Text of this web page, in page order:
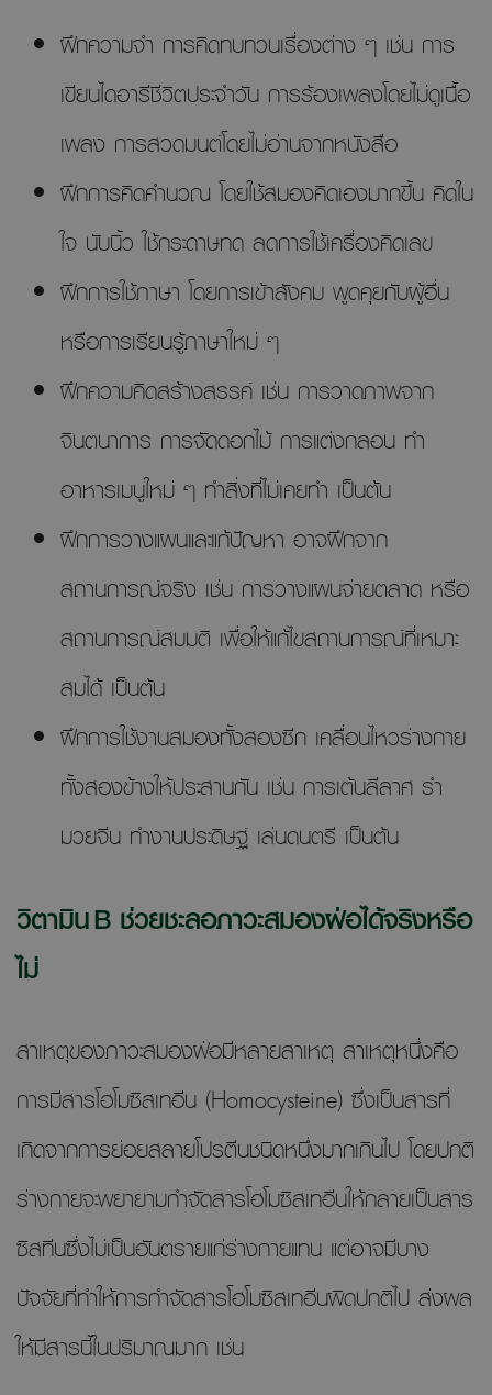
ฝึกความจำ การคิดทบทวนเรื่องต่าง ๆ เช่น การ
เขียนไดอารีชีวิตประจำวัน การร้องเพลงโดยไม่ดูเนื้อ
เพลง การสวดมนต์โดยไม่อ่านจากหนังสือ
ฝึกการคิดคำนวณ โดยใช้สมองคิดเองมากขึ้น คิดใน
ใจ นับนิ้ว ใช้กระดาษทด ลดการใช้เครื่องคิดเลข
ฝึกการใช้ภาษา โดยการเข้าสังคม พูดคุยกับผู้อื่น
หรือการเรียนรู้ภาษาใหม่ ๆ
ฝึกความคิดสร้างสรรค์ เช่น การวาดภาพจาก
จินตนาการ การจัดดอกไม้ การแต่งกลอน ทำ
อาหารเมนูใหม่ ๆ ทำสิ่งที่ไม่เคยทำ เป็นต้น
ฝึกการวางแผนและแก้ปัญหา อาจฝึกจาก
สถานการณ์จริง เช่น การวางแผนจ่ายตลาด หรือ
สถานการณ์สมมติ เพื่อให้แก้ไขสถานการณ์ที่เหมาะ
สมได้ เป็นต้น
ฝึกการใช้งานสมองทั้งสองซีก เคลื่อนไหวร่างกาย
ทั้งสองข้างให้ประสานกัน เช่น การเต้นลีลาศ รำ
มวยจีน ทำงานประดิษฐ์ เล่นดนตรี เป็นต้น
วิตามิน B ช่วยชะลอภาวะสมองฝ่อได้จริงหรือ
ไม่
สาเหตุของภาวะสมองฝ่อมีหลายสาเหตุ สาเหตุหนึ่งคือ
การมีสารโฮโมซิสเทอีน (Homocysteine) ซึ่งเป็นสารที่
เกิดจากการย่อยสลายโปรตีนชนิดหนึ่งมากเกินไป โดยปกติ
ร่างกายจะพยายามกำจัดสารโฮโมซิสเทอีนให้กลายเป็นสาร
ซิสทีนซึ่งไม่เป็นอันตรายแก่ร่างกายแทน แต่อาจมีบาง
ปัจจัยที่ทำให้การกำจัดสารโฮโมซิสเทอีนผิดปกติไป ส่งผล
ให้มีสารนี้ในปริมาณมาก เช่น